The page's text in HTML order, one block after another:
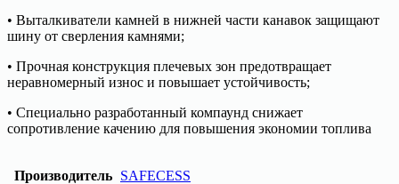
• Выталкиватели камней в нижней части канавок защищают
шину от сверления камнями;
• Прочная конструкция плечевых зон предотвращает
неравномерный износ и повышает устойчивость;
• Специально разработанный компаунд снижает
сопротивление качению для повышения экономии топлива
Производитель SAFECESS